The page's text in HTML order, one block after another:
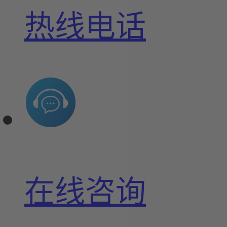
热线电话
在线咨询